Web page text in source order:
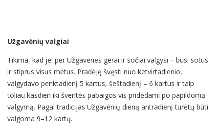
Užgavėnių valgiai
Tikima, kad jei per Užgavėnes gerai ir sočiai valgysi – būsi sotus
ir stiprus visus metus. Pradėję švęsti nuo ketvirtadienio,
valgydavo penktadienį 5 kartus, šeštadienį – 6 kartus ir taip
toliau kasdien iki šventės pabaigos vis pridėdami po papildomą
valgymą. Pagal tradicijas Užgavėnių dieną antradienį turėtų būti
valgoma 9–12 kartų.